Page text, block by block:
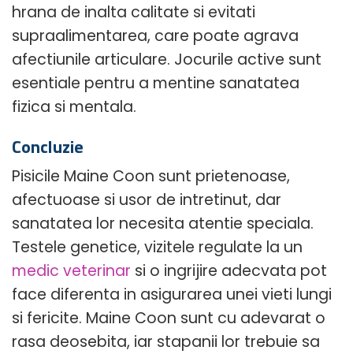
hrana de inalta calitate si evitati
supraalimentarea, care poate agrava
afectiunile articulare. Jocurile active sunt
esentiale pentru a mentine sanatatea
fizica si mentala.
Concluzie
Pisicile Maine Coon sunt prietenoase,
afectuoase si usor de intretinut, dar
sanatatea lor necesita atentie speciala.
Testele genetice, vizitele regulate la un
medic veterinar si o ingrijire adecvata pot
face diferenta in asigurarea unei vieti lungi
si fericite. Maine Coon sunt cu adevarat o
rasa deosebita, iar stapanii lor trebuie sa